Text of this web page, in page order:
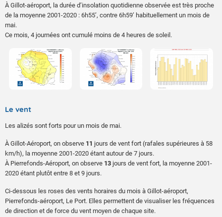
À Gillot-aéroport, la durée d’insolation quotidienne observée est très proche
de la moyenne 2001-2020 : 6h55’, contre 6h59’ habituellement un mois de
mai.
Ce mois, 4 journées ont cumulé moins de 4 heures de soleil.
Le vent
Les alizés sont forts pour un mois de mai.
À Gillot-Aéroport, on observe 11 jours de vent fort (rafales supérieures à 58
km/h), la moyenne 2001-2020 étant autour de 7 jours.
À Pierrefonds-Aéroport, on observe 13 jours de vent fort, la moyenne 2001-
2020 étant plutôt entre 8 et 9 jours.
Ci-dessous les roses des vents horaires du mois à Gillot-aéroport,
Pierrefonds-aéroport, Le Port. Elles permettent de visualiser les fréquences
de direction et de force du vent moyen de chaque site.